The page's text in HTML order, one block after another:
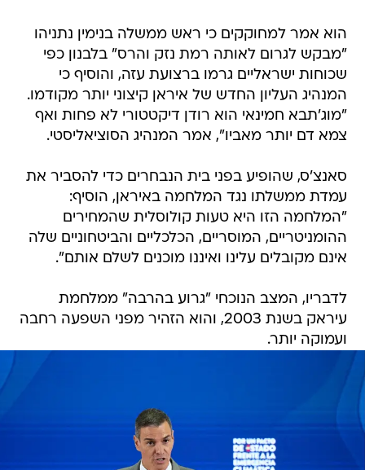
הוא אמר למחוקקים כי ראש ממשלה בנימין נתניהו
"מבקש לגרום לאותה רמת נזק והרס" בלבנון כפי
שכוחות ישראליים גרמו ברצועת עזה, והוסיף כי
המנהיג העליון החדש של איראן קיצוני יותר מקודמו.
"מוג'תבא חמינאי הוא רודן דיקטטורי לא פחות ואף
צמא דם יותר מאביו", אמר המנהיג הסוציאליסטי.
סאנצ'ס, שהופיע בפני בית הנבחרים כדי להסביר את
עמדת ממשלתו נגד המלחמה באיראן, הוסיף:
"המלחמה הזו היא טעות קולוסלית שהמחירים
ההומניטריים, המוסריים, הכלכליים והביטחוניים שלה
אינם מקובלים עלינו ואיננו מוכנים לשלם אותם".
לדבריו, המצב הנוכחי "גרוע בהרבה" ממלחמת
עיראק בשנת 2003, והוא הזהיר מפני השפעה רחבה
ועמוקה יותר.